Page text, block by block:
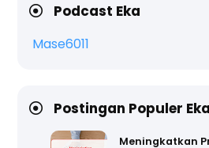
Podcast Eka
Mase6011
Postingan Populer
Meningkatkan